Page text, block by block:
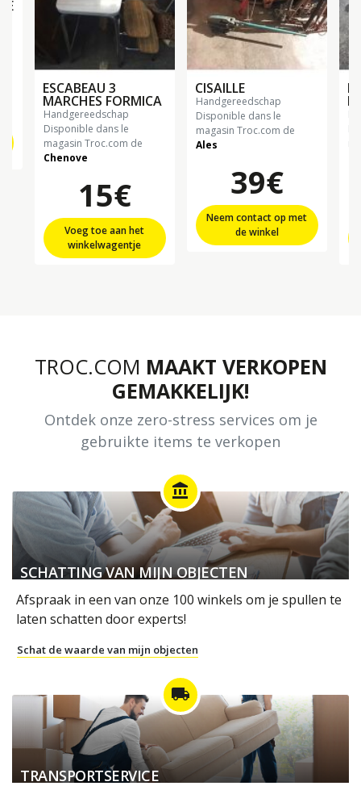
ESCABEAU 3
MARCHES FORMICA
handgereedschap
Disponible dans le
magasin Troc.com de
Chenove
15€
Voeg toe aan het
winkelwagentje
CISAILLE
handgereedschap
Disponible dans le
magasin Troc.com de
Ales
39€
Neem contact op met
de winkel
TROC.COM MAAKT VERKOPEN
GEMAKKELIJK!
Ontdek onze zero-stress services om je
gebruikte items te verkopen
account_balance
SCHATTING VAN MIJN OBJECTEN
Afspraak in een van onze 100 winkels om je spullen te
laten schatten door experts!
Schat de waarde van mijn objecten
local_shipping
TRANSPORTSERVICE